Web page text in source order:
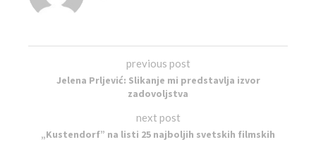
previous post
Jelena Prljević: Slikanje mi predstavlja izvor
zadovoljstva
next post
„Kustendorf” na listi 25 najboljih svetskih filmskih